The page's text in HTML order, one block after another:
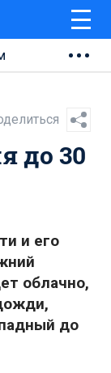
до 30
и его
облачно,
до